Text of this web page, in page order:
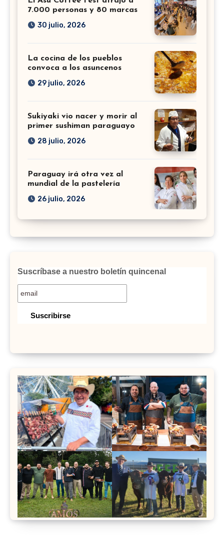
7.000 personas y 80 marcas
30 julio, 2026
La cocina de los pueblos
convoca a los asuncenos
29 julio, 2026
Sukiyaki vio nacer y morir al
primer sushiman paraguayo
28 julio, 2026
Paraguay irá otra vez al
mundial de la pastelería
26 julio, 2026
Suscríbase a nuestro boletín quincenal